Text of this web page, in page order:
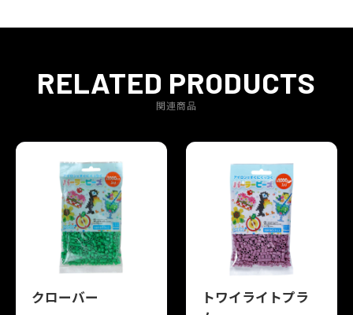
RELATED PRODUCTS
関連商品
クローバー
トワイライトプラ